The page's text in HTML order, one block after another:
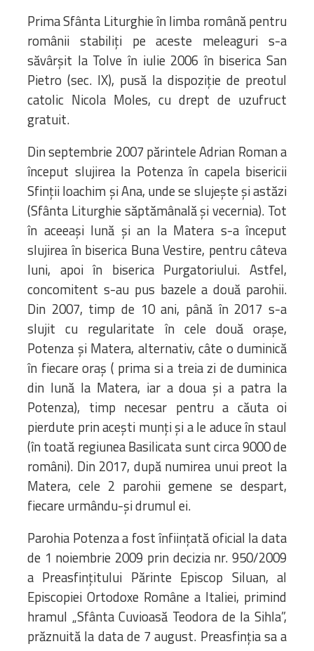
Prima Sfânta Liturghie în limba română pentru
românii stabiliți pe aceste meleaguri s-a
săvârșit la Tolve în iulie 2006 în biserica San
Pietro (sec. IX), pusă la dispoziție de preotul
catolic Nicola Moles, cu drept de uzufruct
gratuit.
Din septembrie 2007 părintele Adrian Roman a
început slujirea la Potenza în capela bisericii
Sfinții Ioachim și Ana, unde se slujește și astăzi
(Sfânta Liturghie săptămânală și vecernia). Tot
în aceeași lună și an la Matera s-a început
slujirea în biserica Buna Vestire, pentru câteva
luni, apoi în biserica Purgatoriului. Astfel,
concomitent s-au pus bazele a două parohii.
Din 2007, timp de 10 ani, până în 2017 s-a
slujit cu regularitate în cele două orașe,
Potenza și Matera, alternativ, câte o duminică
în fiecare oraș ( prima si a treia zi de duminica
din lună la Matera, iar a doua și a patra la
Potenza), timp necesar pentru a căuta oi
pierdute prin acești munți și a le aduce în staul
(în toată regiunea Basilicata sunt circa 9000 de
români). Din 2017, după numirea unui preot la
Matera, cele 2 parohii gemene se despart,
fiecare urmându-și drumul ei.
Parohia Potenza a fost înființată oficial la data
de 1 noiembrie 2009 prin decizia nr. 950/2009
a Preasfințitului Părinte Episcop Siluan, al
Episcopiei Ortodoxe Române a Italiei, primind
hramul „Sfânta Cuvioasă Teodora de la Sihla”,
prăznuită la data de 7 august. Preasfinția sa a